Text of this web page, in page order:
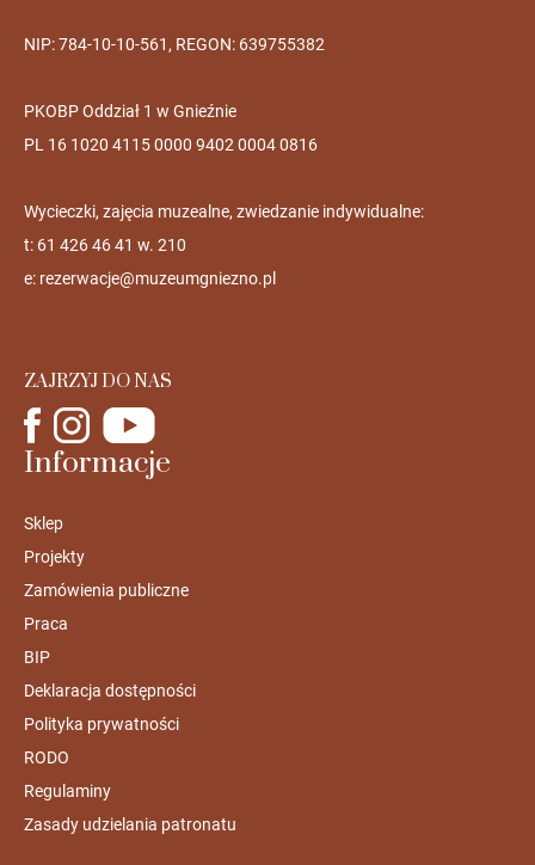
NIP: 784-10-10-561, REGON: 639755382
PKOBP Oddział 1 w Gnieźnie
PL 16 1020 4115 0000 9402 0004 0816
Wycieczki, zajęcia muzealne, zwiedzanie indywidualne:
t: 61 426 46 41 w. 210
e: rezerwacje@muzeumgniezno.pl
ZAJRZYJ DO NAS
Informacje
Sklep
Projekty
Zamówienia publiczne
Praca
BIP
Deklaracja dostępności
Polityka prywatności
RODO
Regulaminy
Zasady udzielania patronatu